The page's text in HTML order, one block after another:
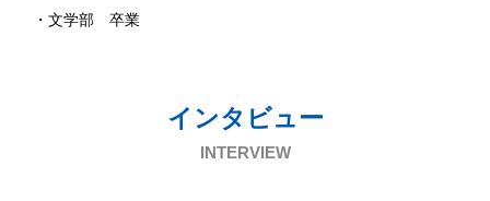
・文学部 卒業
インタビュー
INTERVIEW